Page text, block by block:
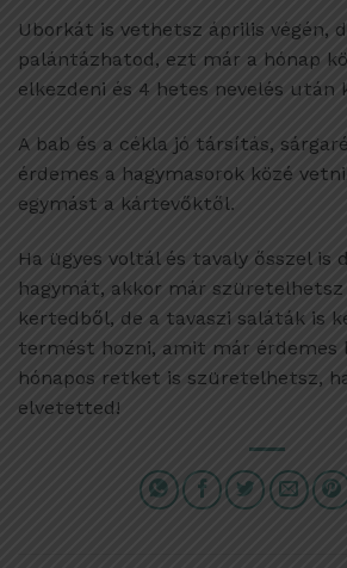
Uborkát is vethetsz április végén,
palántázhatod, ezt már a hónap
elkezdeni és 4 hetes nevelés után
A bab és a cékla jó társítás,
érdemes a hagymasorok közé
egymást a kártevőktől.
Ha ügyes voltál és tavaly ősszel is
hagymát, akkor már
kertedből, de a tavaszi saláták is
termést hozni, amit már érdemes
hónapos retket is szüretelhetsz,
elvetetted!